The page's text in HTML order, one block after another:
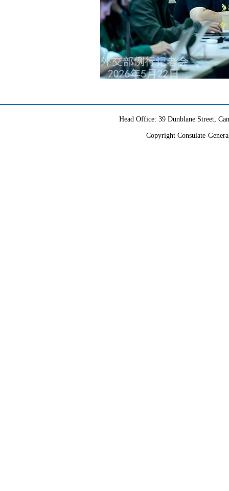
Head Office: 39 Dunblane Street,
Copyright Consulate-